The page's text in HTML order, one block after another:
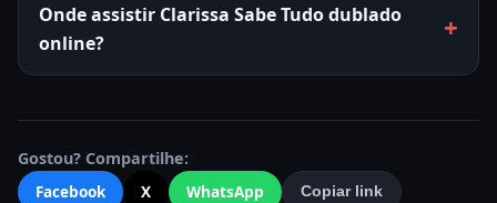
Onde assistir Clarissa Sabe Tudo dublado
online?
Gostou? Compartilhe:
Facebook
X WhatsApp Copiar link